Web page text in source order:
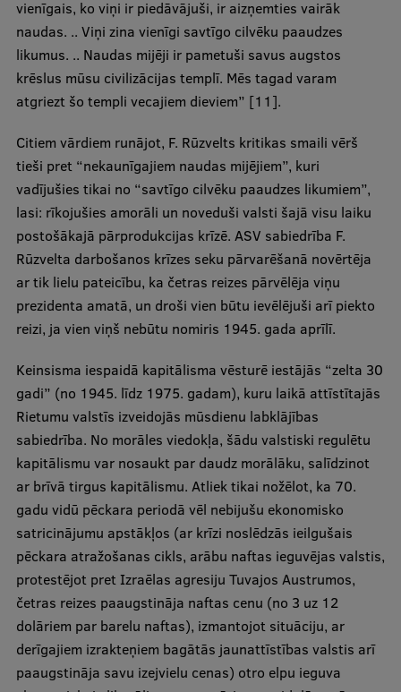
vienīgais, ko viņi ir piedāvājuši, ir aizņemties vairāk
naudas. .. Viņi zina vienīgi savtīgo cilvēku paaudzes
likumus. .. Naudas mijēji ir pametuši savus augstos
krēslus mūsu civilizācijas templī. Mēs tagad varam
atgriezt šo templi vecajiem dieviem” [11].
Citiem vārdiem runājot, F. Rūzvelts kritikas smaili vērš
tieši pret “nekaunīgajiem naudas mijējiem”, kuri
vadījušies tikai no “savtīgo cilvēku paaudzes likumiem”,
lasi: rīkojušies amorāli un noveduši valsti šajā visu laiku
postošākajā pārprodukcijas krīzē. ASV sabiedrība F.
Rūzvelta darbošanos krīzes seku pārvarēšanā novērtēja
ar tik lielu pateicību, ka četras reizes pārvēlēja viņu
prezidenta amatā, un droši vien būtu ievēlējuši arī piekto
reizi, ja vien viņš nebūtu nomiris 1945. gada aprīlī.
Keinsisma iespaidā kapitālisma vēsturē iestājās “zelta 30
gadi” (no 1945. līdz 1975. gadam), kuru laikā attīstītajās
Rietumu valstīs izveidojās mūsdienu labklājības
sabiedrība. No morāles viedokļa, šādu valstiski regulētu
kapitālismu var nosaukt par daudz morālāku, salīdzinot
ar brīvā tirgus kapitālismu. Atliek tikai nožēlot, ka 70.
gadu vidū pēckara periodā vēl nebijušu ekonomisko
satricinājumu apstākļos (ar krīzi noslēdzās ieilgušais
pēckara atražošanas cikls, arābu naftas ieguvējas valstis,
protestējot pret Izraēlas agresiju Tuvajos Austrumos,
četras reizes paaugstināja naftas cenu (no 3 uz 12
dolāriem par barelu naftas), izmantojot situāciju, ar
derīgajiem izrakteņiem bagātās jaunattīstības valstis arī
paaugstināja savu izejvielu cenas) otro elpu ieguva